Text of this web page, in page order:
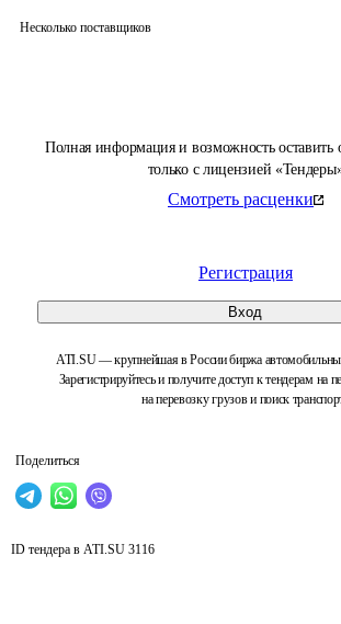
Полная информация и возможность оставить
только с лицензией
Смотреть расценки
Регистрация
Вход
ATI.SU — крупнейшая в России биржа
Зарегистрируйтесь и получите доступ к тендерам на
на перевозку грузов и поиск
Поделиться
Несколько поставщиков
ID тендера в ATI.SU 3116